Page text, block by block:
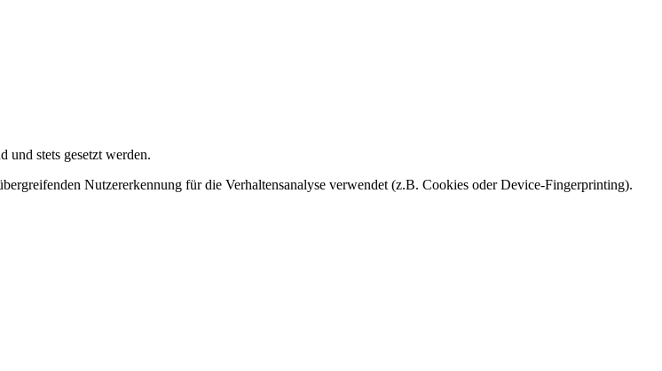
und stets gesetzt werden.
Nutzererkennung für die Verhaltensanalyse verwendet (z.B. Cookies oder Device-Fingerprinting).